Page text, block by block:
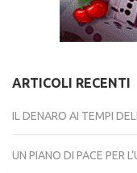
ARTICOLI RECENTI
IL DENARO AI TEMPI
UN PIANO DI PACE PER